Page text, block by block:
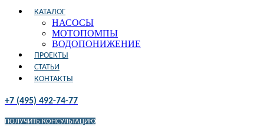
КАТАЛОГ
НАСОСЫ
МОТОПОМПЫ
ВОДОПОНИЖЕНИЕ
ПРОЕКТЫ
СТАТЬИ
КОНТАКТЫ
+7 (495) 492-74-77
ПОЛУЧИТЬ КОНСУЛЬТАЦИЮ